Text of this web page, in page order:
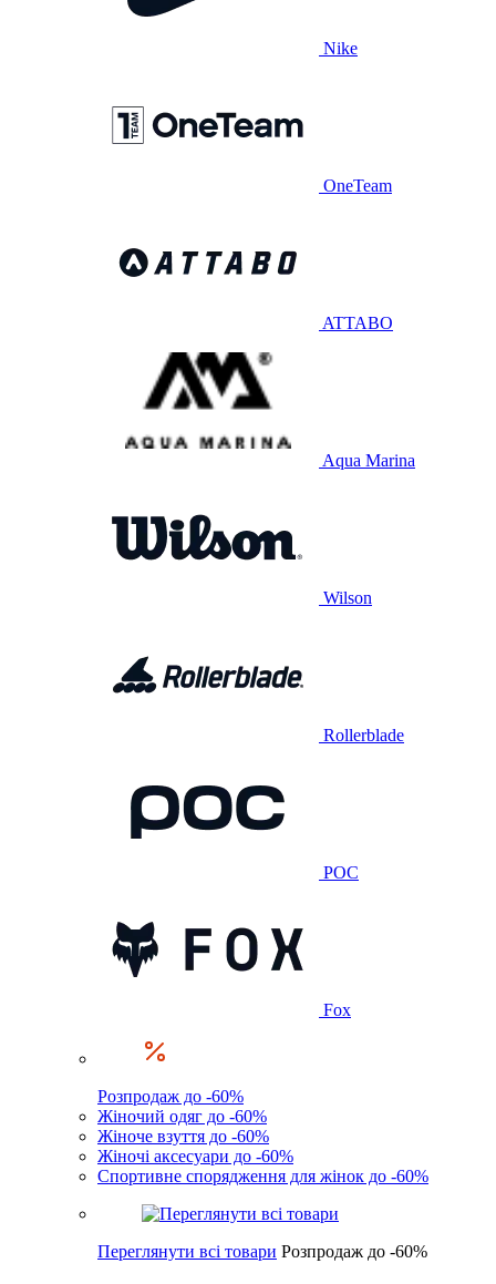
Nike
OneTeam
ATTABO
Aqua Marina
Wilson
Rollerblade
POC
Fox
Розпродаж до -60%
Жіночий одяг до -60%
Жіноче взуття до -60%
Жіночі аксесуари до -60%
Спортивне спорядження для жінок до -60%
Переглянути всі товари Розпродаж до -60%